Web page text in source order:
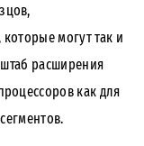
могут так и
расширения
как для